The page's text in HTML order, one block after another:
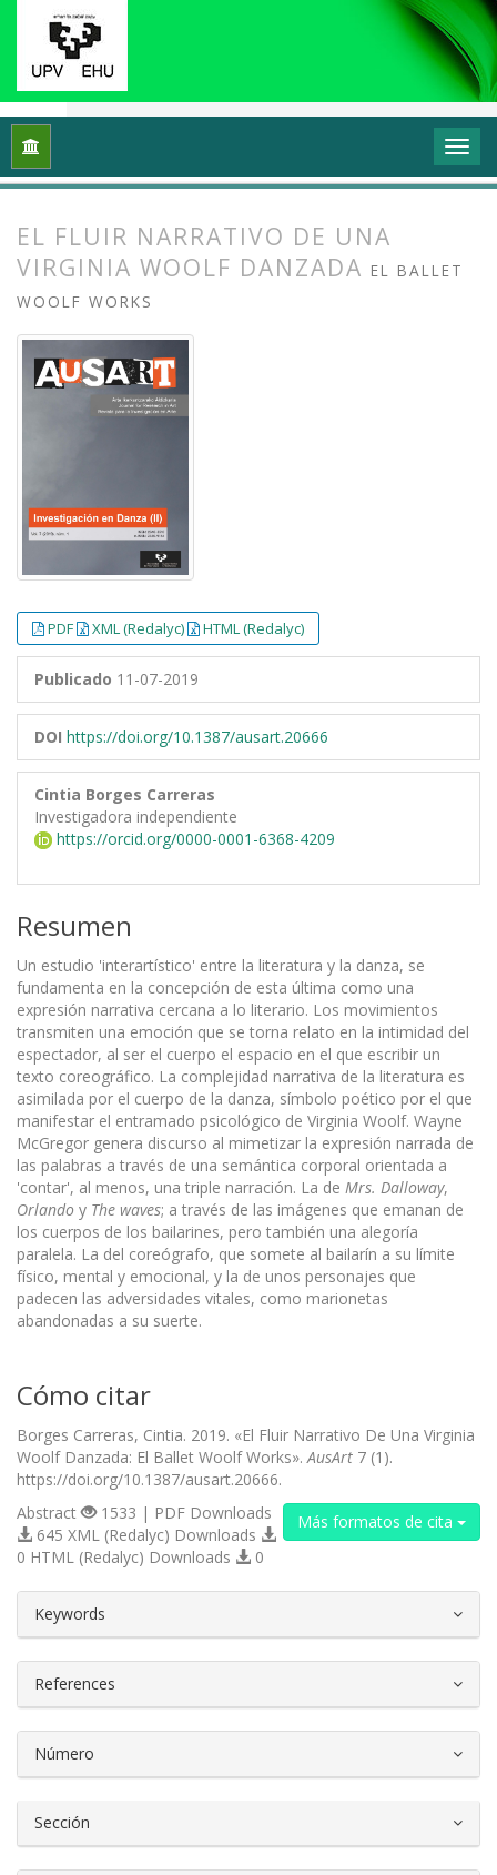
Inicio Vol. 7 Núm. 1 (2019): Investigación en danza
EL FLUIR NARRATIVO DE UNA
VIRGINIA WOOLF DANZADA EL BALLET
WOOLF WORKS
PDF XML (Redalyc) HTML (Redalyc)
Publicado 11-07-2019
DOI https://doi.org/10.1387/ausart.20666
Cintia Borges Carreras
Investigadora independiente
https://orcid.org/0000-0001-6368-4209
Resumen
Un estudio 'interartístico' entre la literatura y la danza, se
fundamenta en la concepción de esta última como una
expresión narrativa cercana a lo literario. Los movimientos
transmiten una emoción que se torna relato en la intimidad del
espectador, al ser el cuerpo el espacio en el que escribir un
texto coreográfico. La complejidad narrativa de la literatura es
asimilada por el cuerpo de la danza, símbolo poético por el que
manifestar el entramado psicológico de Virginia Woolf. Wayne
McGregor genera discurso al mimetizar la expresión narrada de
las palabras a través de una semántica corporal orientada a
'contar', al menos, una triple narración. La de Mrs. Dalloway,
Orlando y The waves; a través de las imágenes que emanan de
los cuerpos de los bailarines, pero también una alegoría
paralela. La del coreógrafo, que somete al bailarín a su límite
físico, mental y emocional, y la de unos personajes que
padecen las adversidades vitales, como marionetas
abandonadas a su suerte.
Cómo citar
Borges Carreras, Cintia. 2019. «El Fluir Narrativo De Una Virginia
Woolf Danzada: El Ballet Woolf Works». AusArt 7 (1).
https://doi.org/10.1387/ausart.20666.
Más formatos de cita
Abstract
1533 | PDF Downloads
645 XML (Redalyc) Downloads
0 HTML (Redalyc) Downloads
0
Keywords
References
Número
Sección